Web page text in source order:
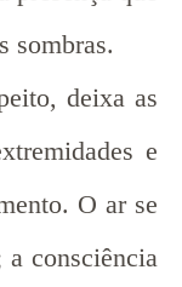
sombras.
deixa as
e
O ar se
a consciência